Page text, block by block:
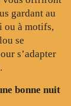
gardant au
ou à motifs,
se
s’adapter
bonne nuit